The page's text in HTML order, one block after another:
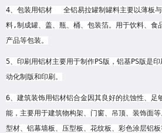
4、包装用铝材　 全铝易拉罐制罐料主要以薄板
料,制成罐、盖、瓶、桶、包装箔。用于饮料、食
产品等包装。
5、印刷用铝材主要用于制作PS版，铝基PS版是
动化制版和印刷。
6、建筑装饰用铝材铝合金因其良好的抗蚀性、足
能，主要用于建筑物构架、门窗、吊顶、装饰面
型材、铝幕墙板、压型板、花纹板、彩色涂层铝板